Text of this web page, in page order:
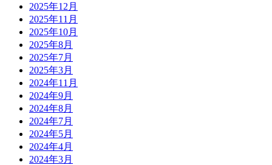
2025年12月
2025年11月
2025年10月
2025年8月
2025年7月
2025年3月
2024年11月
2024年9月
2024年8月
2024年7月
2024年5月
2024年4月
2024年3月